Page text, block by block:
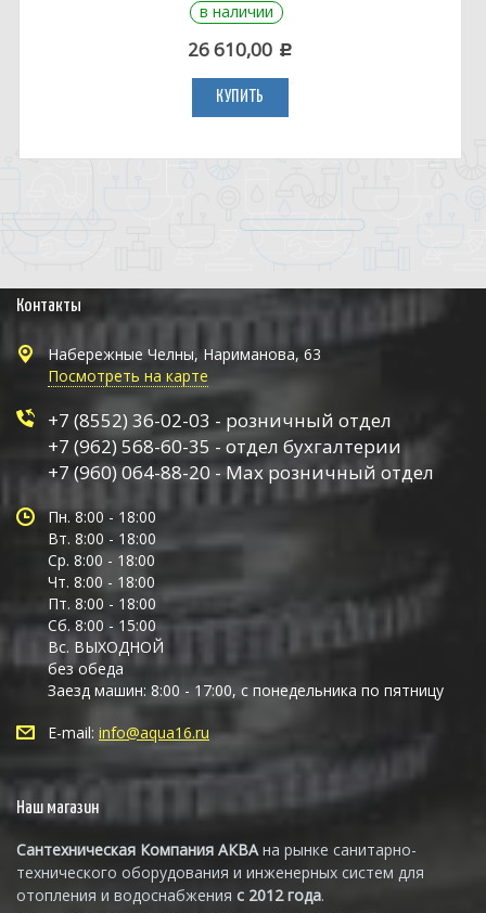
в наличии
26 610,00 c
КУПИТЬ
Контакты
Набережные Челны, Нариманова, 63
Посмотреть на карте
+7 (8552) 36-02-03 - розничный отдел
+7 (962) 568-60-35 - отдел бухгалтерии
+7 (960) 064-88-20 - Max розничный отдел
Пн. 8:00 - 18:00
Вт. 8:00 - 18:00
Ср. 8:00 - 18:00
Чт. 8:00 - 18:00
Пт. 8:00 - 18:00
Сб. 8:00 - 15:00
Вс. ВЫХОДНОЙ
без обеда
Заезд машин: 8:00 - 17:00, с понедельника по пятницу
E-mail: info@aqua16.ru
Наш магазин
Сантехническая Компания АКВАна рынке санитарно-
технического оборудования и инженерных систем для
отопления и водоснабжения с 2012 года.